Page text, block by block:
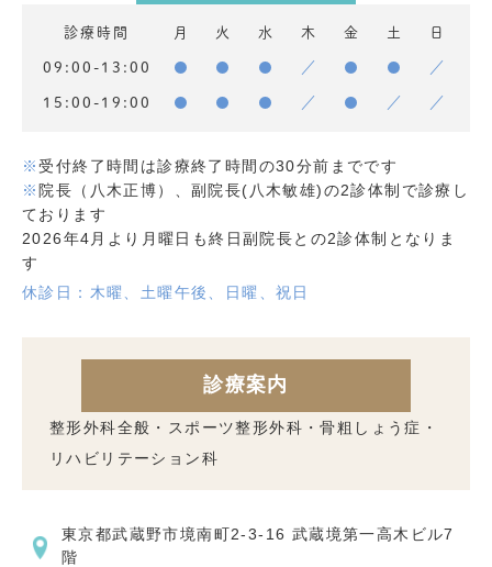
診療時間 月 火 水 木 金 土 日
09:00-13:00 ● ● ● ／ ● ● ／
15:00-19:00 ● ● ● ／ ● ／ ／
※受付終了時間は診療終了時間の30分前までです
※ 院長（八木正博）、副院長(八木敏雄)の2診体制で診療し
ております
2026年4月より月曜日も終日副院長との2診体制となりま
す
休診日：木曜、土曜午後、日曜、祝日
整形外科全般・スポーツ整形外科・骨粗しょう症・
リハビリテーション科
東京都武蔵野市境南町2-3-16 武蔵境第一高木ビル7
階